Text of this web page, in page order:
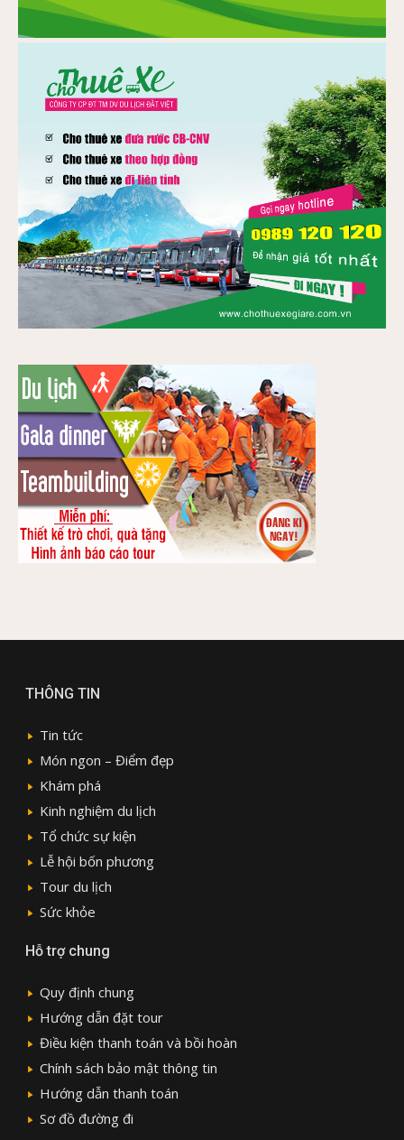
THÔNG TIN
Tin tức
Món ngon – Điểm đẹp
Khám phá
Kinh nghiệm du lịch
Tổ chức sự kiện
Lễ hội bốn phương
Tour du lịch
Sức khỏe
Hỗ trợ chung
Quy định chung
Hướng dẫn đặt tour
Điều kiện thanh toán và bồi hoàn
Chính sách bảo mật thông tin
Hướng dẫn thanh toán
Sơ đồ đường đi